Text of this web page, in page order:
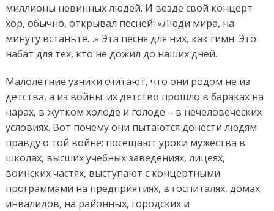
миллионы невинных людей. И везде свой концерт
хор, обычно, открывал песней: «Люди мира, на
минуту встаньте…» Эта песня для них, как гимн. Это
набат для тех, кто не дожил до наших дней.
Малолетние узники считают, что они родом не из
детства, а из войны: их детство прошло в бараках на
нарах, в жутком холоде и голоде – в нечеловеческих
условиях. Вот почему они пытаются донести людям
правду о той войне: посещают уроки мужества в
школах, высших учебных заведениях, лицеях,
воинских частях, выступают с концертными
программами на предприятиях, в госпиталях, домах
инвалидов, на районных, городских и